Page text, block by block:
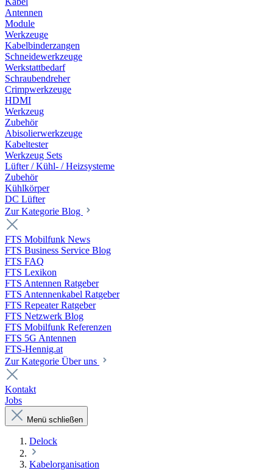
Antennen
Module
Werkzeuge
Kabelbinderzangen
Schneidewerkzeuge
Werkstattbedarf
Schraubendreher
Crimpwerkzeuge
HDMI
Werkzeug
Zubehör
Abisolierwerkzeuge
Kabeltester
Werkzeug Sets
Lüfter / Kühl- / Heizsysteme
Zubehör
Kühlkörper
DC Lüfter
Zur Kategorie Blog
FTS Mobilfunk News
FTS Business Service Blog
FTS FAQ
FTS Lexikon
FTS Antennen Ratgeber
FTS Antennenkabel Ratgeber
FTS Repeater Ratgeber
FTS Netzwerk Blog
FTS Mobilfunk Referenzen
FTS 5G Antennen
FTS-Hennig.at
Zur Kategorie Über uns
Kontakt
Jobs
Menü schließen
Delock
Kabelorganisation